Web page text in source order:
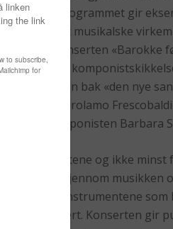
full av. Programmet gir
benyttet musikalske
Konserten «Barokke
arkitekten bak «den nye
Girolamo
komponisten Barbara
tekstene og ikke
– både gjennom musikken
tidsriktige instrumentene
presentert. Konserten gir